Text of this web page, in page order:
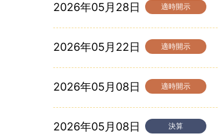
2026年05月28日 適時開示
2026年05月22日 適時開示
2026年05月08日 適時開示
2026年05月08日 決算